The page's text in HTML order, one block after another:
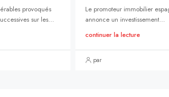
provoqués
sur les...
Le promoteur immobilier
annonce un investissement...
continuer la lecture
par